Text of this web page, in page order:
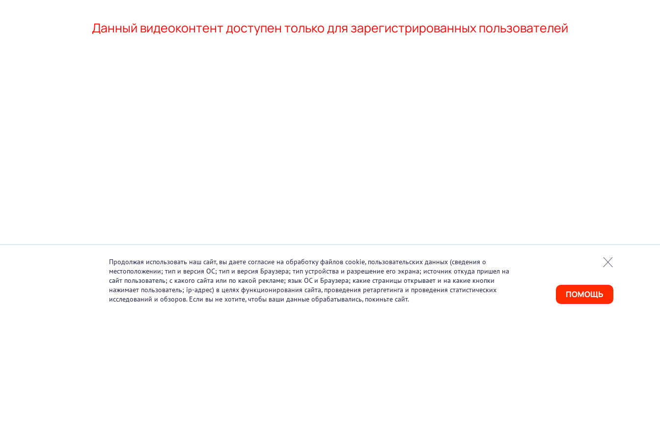
ПОМОЩЬ
Данный видеоконтент доступен только для зарегистрированных пользователей
Продолжая использовать наш сайт, вы даете согласие на обработку файлов cookie, пользовательских данных (сведения о
местоположении; тип и версия ОС; тип и версия Браузера; тип устройства и разрешение его экрана; источник откуда пришел на
сайт пользователь; с какого сайта или по какой рекламе; язык ОС и Браузера; какие страницы открывает и на какие кнопки
нажимает пользователь; ip-адрес) в целях функционирования сайта, проведения ретаргетинга и проведения статистических
исследований и обзоров. Если вы не хотите, чтобы ваши данные обрабатывались, покиньте сайт.